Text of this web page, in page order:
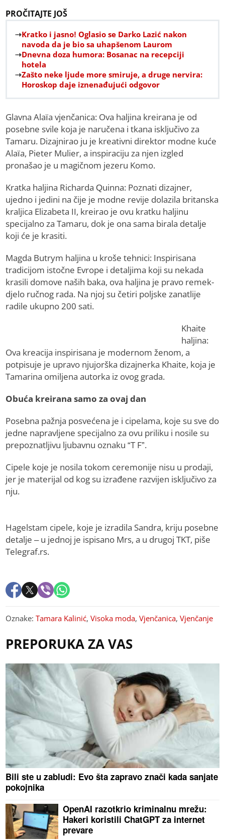
PROČITAJTE JOŠ
Kratko i jasno! Oglasio se Darko Lazić nakon
navoda da je bio sa uhapšenom Laurom
Dnevna doza humora: Bosanac na recepciji
hotela
Zašto neke ljude more smiruje, a druge nervira:
Horoskop daje iznenađujući odgovor
Glavna Alaïa vjenčanica: Ova haljina kreirana je od
posebne svile koja je naručena i tkana isključivo za
Tamaru. Dizajnirao ju je kreativni direktor modne kuće
Alaïa, Pieter Mulier, a inspiraciju za njen izgled
pronašao je u magičnom jezeru Komo.
Kratka haljina Richarda Quinna: Poznati dizajner,
ujedno i jedini na čije je modne revije dolazila britanska
kraljica Elizabeta II, kreirao je ovu kratku haljinu
specijalno za Tamaru, dok je ona sama birala detalje
koji će je krasiti.
Magda Butrym haljina u kroše tehnici: Inspirisana
tradicijom istočne Evrope i detaljima koji su nekada
krasili domove naših baka, ova haljina je pravo remek-
djelo ručnog rada. Na njoj su četiri poljske zanatlije
radile ukupno 200 sati.
Khaite
haljina:
Ova kreacija inspirisana je modernom ženom, a
potpisuje je upravo njujorška dizajnerka Khaite, koja je
Tamarina omiljena autorka iz ovog grada.
Obuća kreirana samo za ovaj dan
Posebna pažnja posvećena je i cipelama, koje su sve do
jedne napravljene specijalno za ovu priliku i nosile su
prepoznatljivu ljubavnu oznaku “T F”.
Cipele koje je nosila tokom ceremonije nisu u prodaji,
jer je materijal od kog su izrađene razvijen isključivo za
nju.
Hagelstam cipele, koje je izradila Sandra, kriju posebne
detalje – u jednoj je ispisano Mrs, a u drugoj TKT, piše
Telegraf.rs.
Oznake:Tamara Kalinić,Visoka moda,Vjenčanica,Vjenčanje
PREPORUKA ZA VAS
Bili ste u zabludi: Evo šta zapravo znači kada sanjate
pokojnika
OpenAI razotkrio kriminalnu mrežu:
Hakeri koristili ChatGPT za internet
prevare